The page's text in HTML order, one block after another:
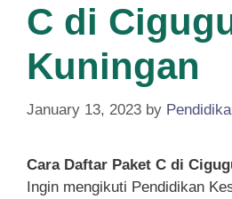
C di
Kuningan
January 13, 2023 by
Cara Daftar Paket C di
Ingin mengikuti Pendidikan